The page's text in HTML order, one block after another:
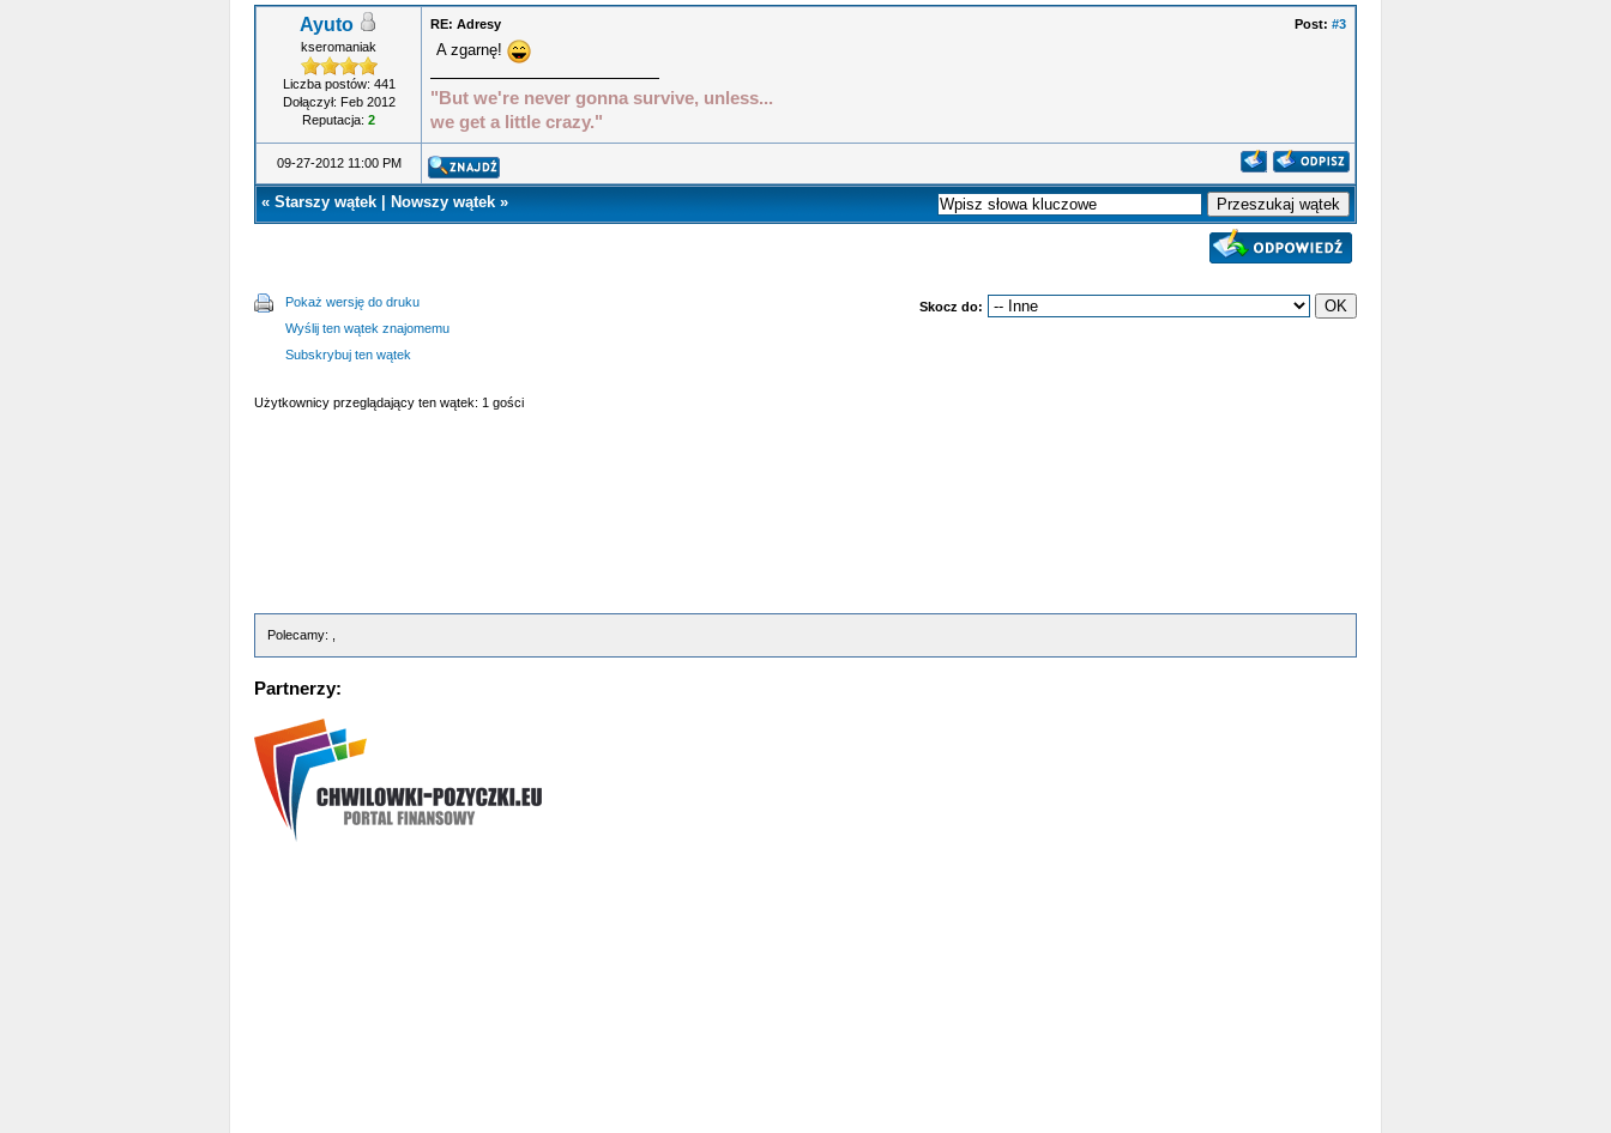
Ayuto
kseromaniak
Liczba postów: 441
Dołączył: Feb 2012
Reputacja: 2
Post: #3
RE: Adresy
A zgarnę!
"But we're never gonna survive, unless...
we get a little crazy."
09-27-2012 11:00 PM
« Starszy wątek| Nowszy wątek»
Pokaż wersję do druku
Wyślij ten wątek znajomemu
Subskrybuj ten wątek
Skocz do:
Użytkownicy przeglądający ten wątek: 1 gości
Polecamy: ,
Partnerzy: